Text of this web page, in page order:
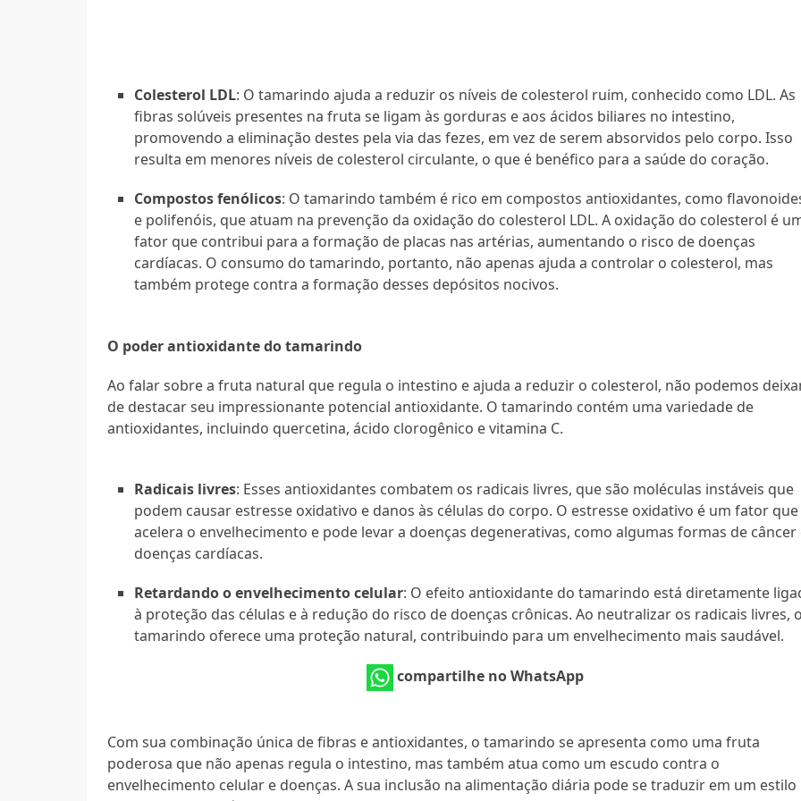
Colesterol LDL: O tamarindo ajuda a reduzir os níveis de colesterol ruim, conhecido como LDL. As
fibras solúveis presentes na fruta se ligam às gorduras e aos ácidos biliares no intestino,
promovendo a eliminação destes pela via das fezes, em vez de serem absorvidos pelo corpo. Isso
resulta em menores níveis de colesterol circulante, o que é benéfico para a saúde do coração.
Compostos fenólicos: O tamarindo também é rico em compostos antioxidantes, como
e polifenóis, que atuam na prevenção da oxidação do colesterol LDL. A oxidação do colesterol é
fator que contribui para a formação de placas nas artérias, aumentando o risco de doenças
cardíacas. O consumo do tamarindo, portanto, não apenas ajuda a controlar o colesterol, mas
também protege contra a formação desses depósitos nocivos.
O poder antioxidante do tamarindo
Ao falar sobre a fruta natural que regula o intestino e ajuda a reduzir o colesterol, não podemos
de destacar seu impressionante potencial antioxidante. O tamarindo contém uma variedade de
antioxidantes, incluindo quercetina, ácido clorogênico e vitamina C.
Radicais livres: Esses antioxidantes combatem os radicais livres, que são moléculas instáveis que
podem causar estresse oxidativo e danos às células do corpo. O estresse oxidativo é um fator que
acelera o envelhecimento e pode levar a doenças degenerativas, como algumas formas de câncer
doenças cardíacas.
Retardando o envelhecimento celular: O efeito antioxidante do tamarindo está diretamente
à proteção das células e à redução do risco de doenças crônicas. Ao neutralizar os radicais livres, o
tamarindo oferece uma proteção natural, contribuindo para um envelhecimento mais saudável.
compartilhe no WhatsApp
Com sua combinação única de fibras e antioxidantes, o tamarindo se apresenta como uma fruta
poderosa que não apenas regula o intestino, mas também atua como um escudo contra o
envelhecimento celular e doenças. A sua inclusão na alimentação diária pode se traduzir em um estilo